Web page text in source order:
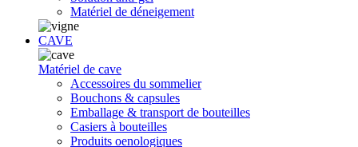
Matériel de déneigement
CAVE
Matériel de cave
Accessoires du sommelier
Bouchons & capsules
Emballage & transport de bouteilles
Casiers à bouteilles
Produits oenologiques